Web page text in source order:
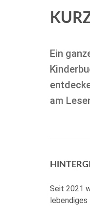
Ein
am
Seit 2021